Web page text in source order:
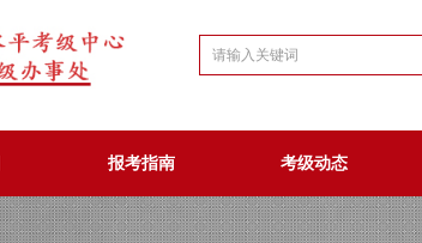
报考指南 考级动态